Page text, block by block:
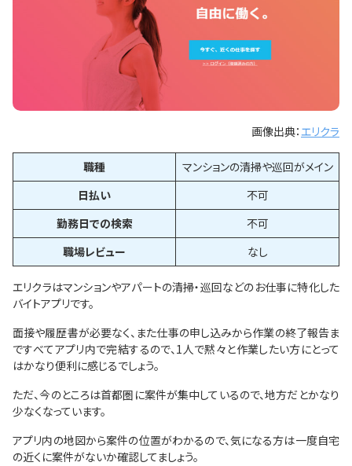
画像出典：エリクラ
職種
マンションの清掃や巡回がメイン
日払い
不可
勤務日での検索
不可
職場レビュー
なし
エリクラはマンションやアパートの清掃・巡回などのお仕事に特化した
バイトアプリです。
面接や履歴書が必要なく、また仕事の申し込みから作業の終了報告ま
ですべてアプリ内で完結するので、1人で黙々と作業したい方にとって
はかなり便利に感じるでしょう。
ただ、今のところは首都圏に案件が集中しているので、地方だとかなり
少なくなっています。
アプリ内の地図から案件の位置がわかるので、気になる方は一度自宅
の近くに案件がないか確認してましょう。